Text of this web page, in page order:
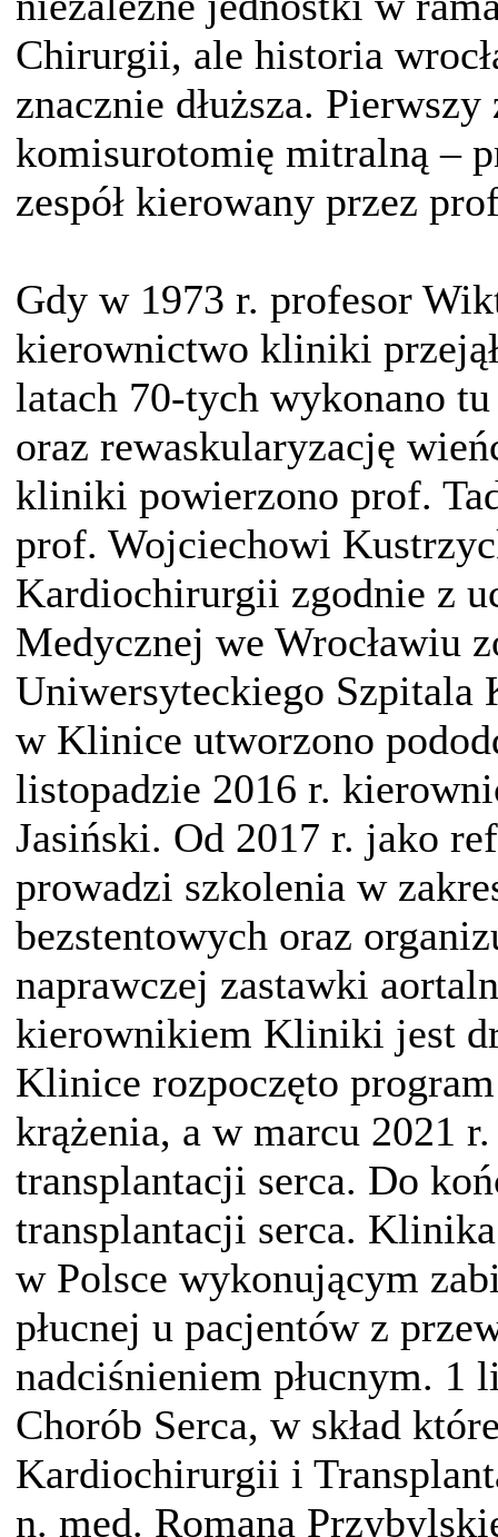
Chirurgii, ale historia
znacznie dłuższa.
komisurotomię mitralną –
zespół kierowany przez
Gdy w 1973 r. profesor
kierownictwo kliniki
latach 70-tych wykonano
oraz rewaskularyzację
kliniki powierzono prof.
prof. Wojciechowi
Kardiochirurgii zgodnie z
Medycznej we Wrocławiu
Uniwersyteckiego
w Klinice utworzono
listopadzie 2016 r.
Jasiński. Od 2017 r. jako
prowadzi szkolenia w
bezstentowych oraz
naprawczej zastawki
kierownikiem Kliniki jest
Klinice rozpoczęto
krążenia, a w marcu 2021
transplantacji serca. Do
transplantacji serca.
w Polsce wykonującym
płucnej u pacjentów z
nadciśnieniem płucnym. 1
Chorób Serca, w skład
Kardiochirurgii i
n. med. Romana